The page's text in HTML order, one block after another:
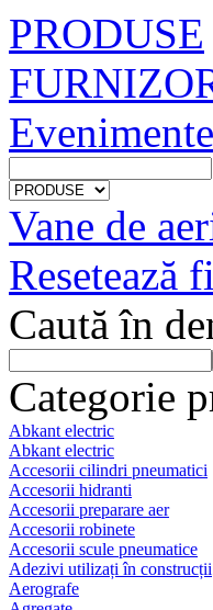
PRODUSE
Evenimente
Vane de
Resetează
Caută în
Categorie
Abkant electric
Abkant electric
Accesorii cilindri pneumatici
Accesorii hidranti
Accesorii preparare aer
Accesorii robinete
Accesorii scule pneumatice
Adezivi utilizați în construcții
Aerografe